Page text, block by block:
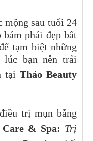
mộng sau tuổi 24
phái đẹp bất
tạm biệt những
bạn nên trải
tại Thảo Beauty
trị mụn bằng
& Spa: Trị